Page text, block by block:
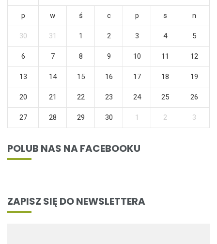
p w ś c p s n
30 31 1 2 3 4 5
6 7 8 9 10 11 12
13 14 15 16 17 18 19
20 21 22 23 24 25 26
27 28 29 30 1 2 3
POLUB NAS NA FACEBOOKU
ZAPISZ SIĘ DO NEWSLETTERA